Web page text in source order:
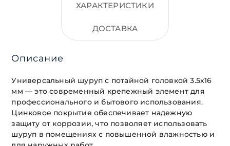
ХАРАКТЕРИСТИКИ
ДОСТАВКА
Описание
Универсальный шуруп с потайной головкой 3.5х16
мм — это современный крепежный элемент для
профессионального и бытового использования.
Цинковое покрытие обеспечивает надежную
защиту от коррозии, что позволяет использовать
шуруп в помещениях с повышенной влажностью и